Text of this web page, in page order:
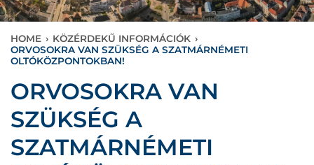
HOME › KÖZÉRDEKŰ INFORMÁCIÓK ›
ORVOSOKRA VAN SZÜKSÉG A SZATMÁRNÉMETI
OLTÓKÖZPONTOKBAN!
ORVOSOKRA VAN
SZÜKSÉG A
SZATMÁRNÉMETI